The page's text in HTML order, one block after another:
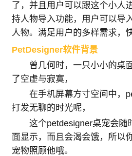
了，并且用户可以跟这个小人
持人物导入功能，用户可以导
人物。满足用户的多样需求，
PetDesigner软件背景
曾几何时，一只小小的桌
了空虚与寂寞，
在手机屏幕方寸空间中，
打发无聊的时光呢，
这个petdesigner桌宠会随
面显示，而且会渴会饿，所以
宠物照顾他哦。